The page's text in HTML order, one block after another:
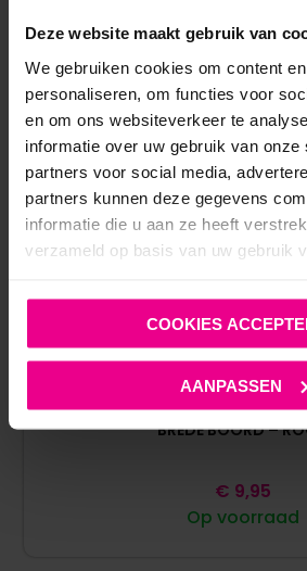
Deze website maakt gebruik van
We gebruiken cookies om content
personaliseren, om functies voor
en om ons websiteverkeer te
informatie over uw gebruik van onze
partners voor social media,
partners kunnen deze gegevens
informatie die u aan ze heeft
verzameld op basis van uw gebruik
COOKIES
AANPASSEN
BREDE BOORD –
Op voorraad
€ 9,95